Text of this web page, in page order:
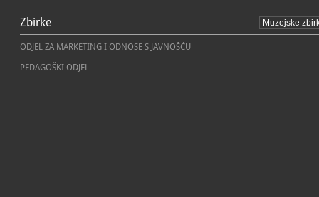
Kulturno–povijesni
sjedištu vlade i stanu
Misija Dubrovačkih
interpretacija lokalnog
Zbirke
ODJEL ZA MARKETING I ODNOSE S JAVNOŠĆU
PEDAGOŠKI ODJEL